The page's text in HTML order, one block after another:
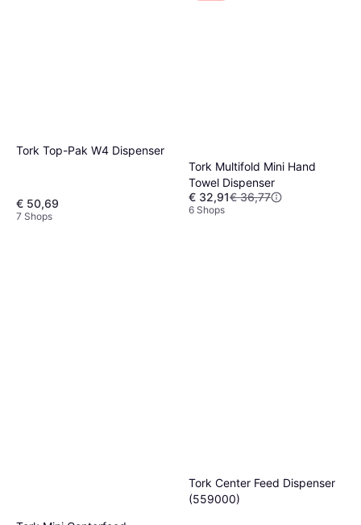
Tork Top-Pak W4 Dispenser
€ 50,69
7 Shops
Tork Multifold Mini Hand
Towel Dispenser
€ 32,91€ 36,77
6 Shops
Tork Center Feed Dispenser
(559000)